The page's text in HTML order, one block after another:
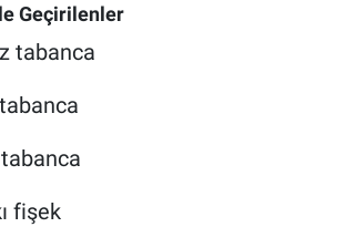
Geçirilenler
tabanca
tabanca
fişek